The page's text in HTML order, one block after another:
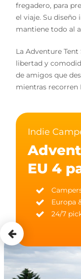
fregadero, para
el viaje. Su
mantiene todo al
La Adventure
libertad y
de amigos que
mientras recorren
Indie
EU 4
Europa
24/7